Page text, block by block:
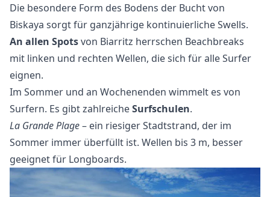
Die besondere Form des Bodens der Bucht von
Biskaya sorgt für ganzjährige kontinuierliche Swells.
An allen Spotsvon Biarritz herrschen Beachbreaks
mit linken und rechten Wellen, die sich für alle Surfer
eignen.
Im Sommer und an Wochenenden wimmelt es von
Surfern. Es gibt zahlreicheSurfschulen.
La Grande Plage– ein riesiger Stadtstrand, der im
Sommer immer überfüllt ist. Wellen bis 3 m, besser
geeignet für Longboards.